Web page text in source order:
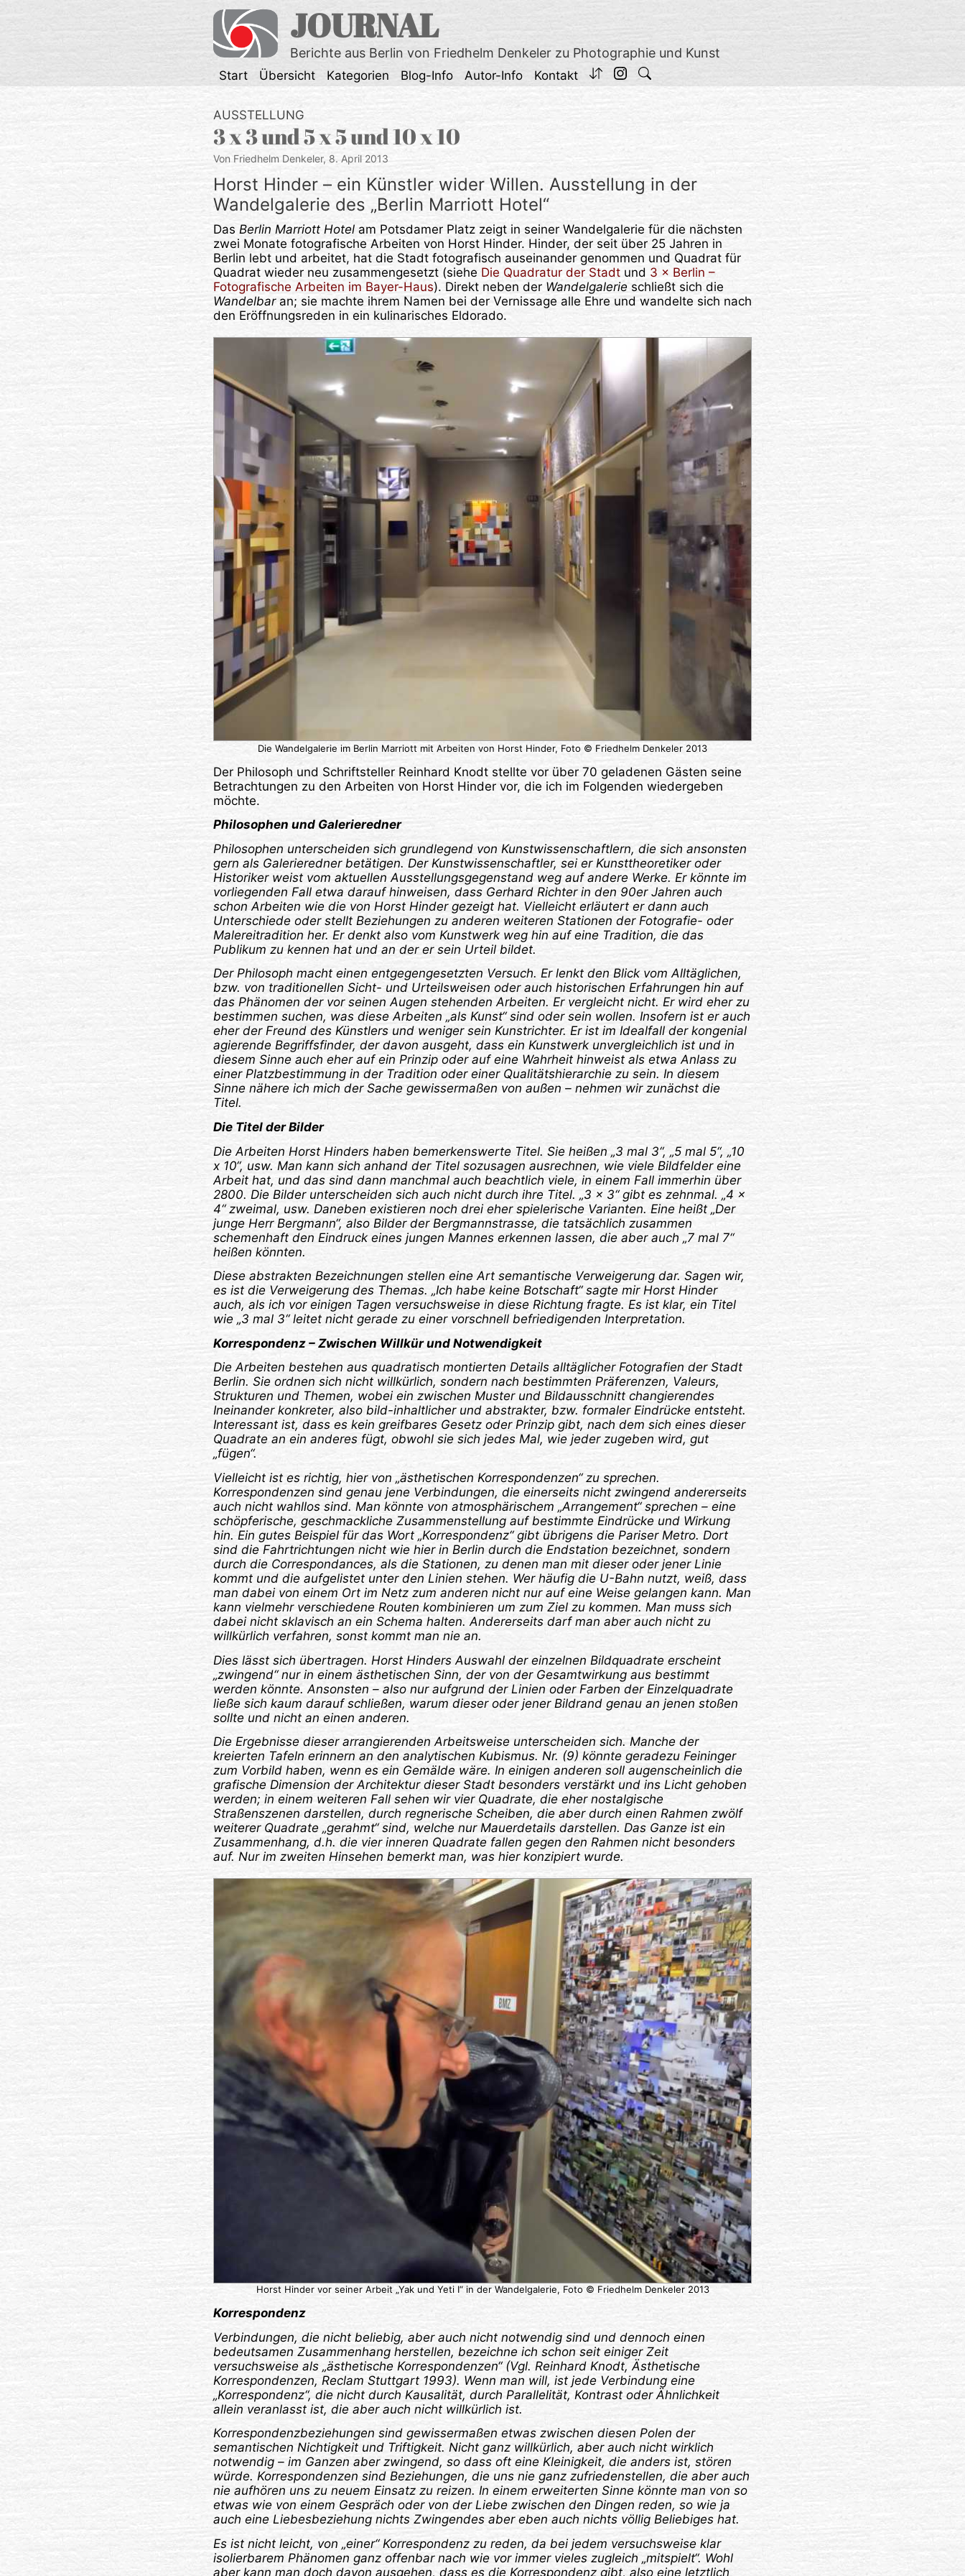
JOURNAL
Berichte aus Berlin von Friedhelm Denkeler zu Photographie und Kunst
Start Übersicht Kategorien Blog-Info Autor-Info Kontakt
AUSSTELLUNG
3 x 3 und 5 x 5 und 10 x 10
Von Friedhelm Denkeler, 8. April 2013
Horst Hinder – ein Künstler wider Willen. Ausstellung in der
Wandelgalerie des „Berlin Marriott Hotel“
Das Berlin Marriott Hotel am Potsdamer Platz zeigt in seiner Wandelgalerie für die nächsten
zwei Monate fotografische Arbeiten von Horst Hinder. Hinder, der seit über 25 Jahren in
Berlin lebt und arbeitet, hat die Stadt fotografisch auseinander genommen und Quadrat für
Quadrat wieder neu zusammengesetzt (siehe Die Quadratur der Stadt und 3 × Berlin –
Fotografische Arbeiten im Bayer-Haus). Direkt neben der Wandelgalerie schließt sich die
Wandelbaran; sie machte ihrem Namen bei der Vernissage alle Ehre und wandelte sich nach
den Eröffnungsreden in ein kulinarisches Eldorado.
Die Wandelgalerie im Berlin Marriott mit Arbeiten von Horst Hinder, Foto © Friedhelm Denkeler 2013
Der Philosoph und Schriftsteller Reinhard Knodt stellte vor über 70 geladenen Gästen seine
Betrachtungen zu den Arbeiten von Horst Hinder vor, die ich im Folgenden wiedergeben
möchte.
Philosophen und Galerieredner
Philosophen unterscheiden sich grundlegend von Kunstwissenschaftlern, die sich ansonsten
gern als Galerieredner betätigen. Der Kunstwissenschaftler, sei er Kunsttheoretiker oder
Historiker weist vom aktuellen Ausstellungsgegenstand weg auf andere Werke. Er könnte im
vorliegenden Fall etwa darauf hinweisen, dass Gerhard Richter in den 90er Jahren auch
schon Arbeiten wie die von Horst Hinder gezeigt hat. Vielleicht erläutert er dann auch
Unterschiede oder stellt Beziehungen zu anderen weiteren Stationen der Fotografie- oder
Malereitradition her. Er denkt also vom Kunstwerk weg hin auf eine Tradition, die das
Publikum zu kennen hat und an der er sein Urteil bildet.
Der Philosoph macht einen entgegengesetzten Versuch. Er lenkt den Blick vom Alltäglichen,
bzw. von traditionellen Sicht- und Urteilsweisen oder auch historischen Erfahrungen hin auf
das Phänomen der vor seinen Augen stehenden Arbeiten. Er vergleicht nicht. Er wird eher zu
bestimmen suchen, was diese Arbeiten „als Kunst“ sind oder sein wollen. Insofern ist er auch
eher der Freund des Künstlers und weniger sein Kunstrichter. Er ist im Idealfall der kongenial
agierende Begriffsfinder, der davon ausgeht, dass ein Kunstwerk unvergleichlich ist und in
diesem Sinne auch eher auf ein Prinzip oder auf eine Wahrheit hinweist als etwa Anlass zu
einer Platzbestimmung in der Tradition oder einer Qualitätshierarchie zu sein. In diesem
Sinne nähere ich mich der Sache gewissermaßen von außen – nehmen wir zunächst die
Titel.
Die Titel der Bilder
Die Arbeiten Horst Hinders haben bemerkenswerte Titel. Sie heißen „3 mal 3“, „5 mal 5“, „10
x 10“, usw. Man kann sich anhand der Titel sozusagen ausrechnen, wie viele Bildfelder eine
Arbeit hat, und das sind dann manchmal auch beachtlich viele, in einem Fall immerhin über
2800. Die Bilder unterscheiden sich auch nicht durch ihre Titel. „3 x 3“ gibt es zehnmal. „4 x
4“ zweimal, usw. Daneben existieren noch drei eher spielerische Varianten. Eine heißt „Der
junge Herr Bergmann“, also Bilder der Bergmannstrasse, die tatsächlich zusammen
schemenhaft den Eindruck eines jungen Mannes erkennen lassen, die aber auch „7 mal 7“
heißen könnten.
Diese abstrakten Bezeichnungen stellen eine Art semantische Verweigerung dar. Sagen wir,
es ist die Verweigerung des Themas. „Ich habe keine Botschaft“ sagte mir Horst Hinder
auch, als ich vor einigen Tagen versuchsweise in diese Richtung fragte. Es ist klar, ein Titel
wie „3 mal 3“ leitet nicht gerade zu einer vorschnell befriedigenden Interpretation.
Korrespondenz – Zwischen Willkür und Notwendigkeit
Die Arbeiten bestehen aus quadratisch montierten Details alltäglicher Fotografien der Stadt
Berlin. Sie ordnen sich nicht willkürlich, sondern nach bestimmten Präferenzen, Valeurs,
Strukturen und Themen, wobei ein zwischen Muster und Bildausschnitt changierendes
Ineinander konkreter, also bild-inhaltlicher und abstrakter, bzw. formaler Eindrücke entsteht.
Interessant ist, dass es kein greifbares Gesetz oder Prinzip gibt, nach dem sich eines dieser
Quadrate an ein anderes fügt, obwohl sie sich jedes Mal, wie jeder zugeben wird, gut
„fügen“.
Vielleicht ist es richtig, hier von „ästhetischen Korrespondenzen“ zu sprechen.
Korrespondenzen sind genau jene Verbindungen, die einerseits nicht zwingend andererseits
auch nicht wahllos sind. Man könnte von atmosphärischem „Arrangement“ sprechen – eine
schöpferische, geschmackliche Zusammenstellung auf bestimmte Eindrücke und Wirkung
hin. Ein gutes Beispiel für das Wort „Korrespondenz“ gibt übrigens die Pariser Metro. Dort
sind die Fahrtrichtungen nicht wie hier in Berlin durch die Endstation bezeichnet, sondern
durch die Correspondances, als die Stationen, zu denen man mit dieser oder jener Linie
kommt und die aufgelistet unter den Linien stehen. Wer häufig die U-Bahn nutzt, weiß, dass
man dabei von einem Ort im Netz zum anderen nicht nur auf eine Weise gelangen kann. Man
kann vielmehr verschiedene Routen kombinieren um zum Ziel zu kommen. Man muss sich
dabei nicht sklavisch an ein Schema halten. Andererseits darf man aber auch nicht zu
willkürlich verfahren, sonst kommt man nie an.
Dies lässt sich übertragen. Horst Hinders Auswahl der einzelnen Bildquadrate erscheint
„zwingend“ nur in einem ästhetischen Sinn, der von der Gesamtwirkung aus bestimmt
werden könnte. Ansonsten – also nur aufgrund der Linien oder Farben der Einzelquadrate
ließe sich kaum darauf schließen, warum dieser oder jener Bildrand genau an jenen stoßen
sollte und nicht an einen anderen.
Die Ergebnisse dieser arrangierenden Arbeitsweise unterscheiden sich. Manche der
kreierten Tafeln erinnern an den analytischen Kubismus. Nr. (9) könnte geradezu Feininger
zum Vorbild haben, wenn es ein Gemälde wäre. In einigen anderen soll augenscheinlich die
grafische Dimension der Architektur dieser Stadt besonders verstärkt und ins Licht gehoben
werden; in einem weiteren Fall sehen wir vier Quadrate, die eher nostalgische
Straßenszenen darstellen, durch regnerische Scheiben, die aber durch einen Rahmen zwölf
weiterer Quadrate „gerahmt“ sind, welche nur Mauerdetails darstellen. Das Ganze ist ein
Zusammenhang, d.h. die vier inneren Quadrate fallen gegen den Rahmen nicht besonders
auf. Nur im zweiten Hinsehen bemerkt man, was hier konzipiert wurde.
Horst Hinder vor seiner Arbeit „Yak und Yeti I“ in der Wandelgalerie, Foto © Friedhelm Denkeler 2013
Korrespondenz
Verbindungen, die nicht beliebig, aber auch nicht notwendig sind und dennoch einen
bedeutsamen Zusammenhang herstellen, bezeichne ich schon seit einiger Zeit
versuchsweise als „ästhetische Korrespondenzen“ (Vgl. Reinhard Knodt, Ästhetische
Korrespondenzen, Reclam Stuttgart 1993). Wenn man will, ist jede Verbindung eine
„Korrespondenz“, die nicht durch Kausalität, durch Parallelität, Kontrast oder Ähnlichkeit
allein veranlasst ist, die aber auch nicht willkürlich ist.
Korrespondenzbeziehungen sind gewissermaßen etwas zwischen diesen Polen der
semantischen Nichtigkeit und Triftigkeit. Nicht ganz willkürlich, aber auch nicht wirklich
notwendig – im Ganzen aber zwingend, so dass oft eine Kleinigkeit, die anders ist, stören
würde. Korrespondenzen sind Beziehungen, die uns nie ganz zufriedenstellen, die aber auch
nie aufhören uns zu neuem Einsatz zu reizen. In einem erweiterten Sinne könnte man von so
etwas wie von einem Gespräch oder von der Liebe zwischen den Dingen reden, so wie ja
auch eine Liebesbeziehung nichts Zwingendes aber eben auch nichts völlig Beliebiges hat.
Es ist nicht leicht, von „einer“ Korrespondenz zu reden, da bei jedem versuchsweise klar
isolierbarem Phänomen ganz offenbar nach wie vor immer vieles zugleich „mitspielt“. Wohl
aber kann man doch davon ausgehen, dass es die Korrespondenz gibt, also eine letztlich